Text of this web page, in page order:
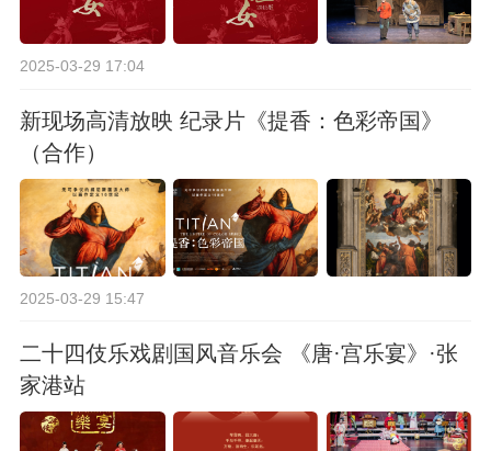
2025-03-29 17:04
新现场高清放映 纪录片《提香：色彩帝国》
（合作）
2025-03-29 15:47
二十四伎乐戏剧国风音乐会 《唐·宫乐宴》·张
家港站